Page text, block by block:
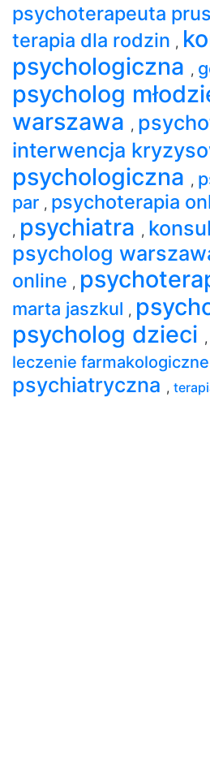
psychoterapeuta
terapia dla rodzin ,
psychologiczna ,
psycholog
warszawa ,
interwencja
psychologiczna ,
par , psychoterapia
, psychiatra ,
psycholog
online ,
marta jaszkul ,
psycholog dzieci ,
leczenie farmakologiczne
psychiatryczna ,